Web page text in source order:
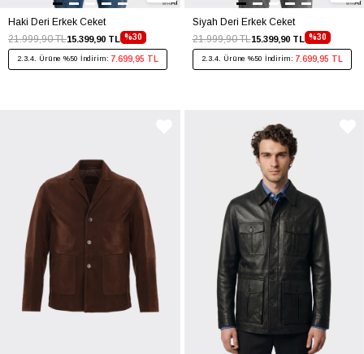
Haki Deri Erkek Ceket
%30
15.399,90 TL
21.999,90 TL
2.3.4. Ürüne %50 İndirim: 7.699,95 TL
Siyah Deri Erkek Ceket
%30
15.399,90 TL
21.999,90 TL
2.3.4. Ürüne %50 İndirim: 7.699,95 TL